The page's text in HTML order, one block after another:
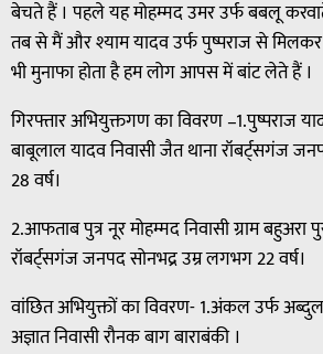
बेचते हैं । पहले यह मोहम्मद उमर उर्फ बबलू
तब से मैं और श्याम यादव उर्फ पुष्पराज से
भी मुनाफा होता है हम लोग आपस में बांट लेते हैं ।
गिरफ्तार अभियुक्तगण का विवरण –1.पुष्पराज
बाबूलाल यादव निवासी जैत थाना रॉबर्ट्सगंज
28 वर्ष।
2.आफताब पुत्र नूर मोहम्मद निवासी ग्राम बहुअरा
रॉबर्ट्सगंज जनपद सोनभद्र उम्र लगभग 22 वर्ष।
वांछित अभियुक्तों का विवरण- 1.अंकल उर्फ
अज्ञात निवासी रौनक बाग बाराबंकी ।